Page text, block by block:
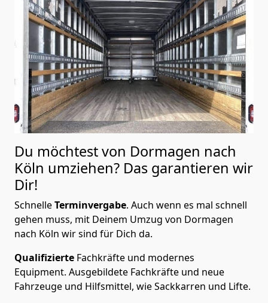
Du möchtest von Dormagen nach
Köln umziehen? Das garantieren wir
Dir!
SchnelleTerminvergabe. Auch wenn es mal schnell
gehen muss, mit Deinem Umzug von Dormagen
nach Köln wir sind für Dich da.
Qualifizierte Fachkräfte und modernes
Equipment. Ausgebildete Fachkräfte und neue
Fahrzeuge und Hilfsmittel, wie Sackkarren und Lifte.